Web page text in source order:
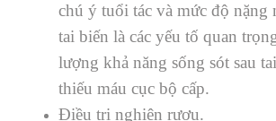
chú ý tuổi tác và mức độ nặng
tai biến là các yếu tố quan
lượng khả năng sống sót sau
thiếu máu cục bộ cấp.
Ðiều trị nghiện rượu.